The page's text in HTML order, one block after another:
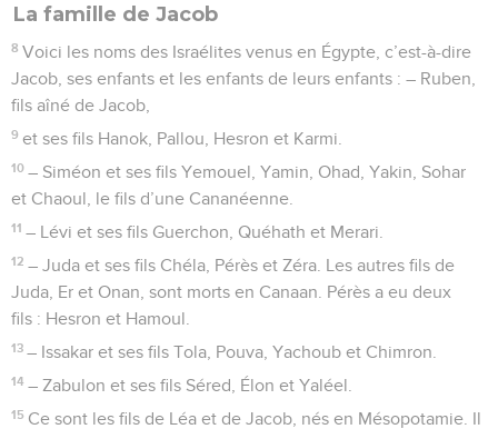
La famille de Jacob
8 Voici les noms des Israélites venus en Égypte, c’est-à-dire
Jacob, ses enfants et les enfants de leurs enfants : – Ruben,
fils aîné de Jacob,
9 et ses fils Hanok, Pallou, Hesron et Karmi.
10 – Siméon et ses fils Yemouel, Yamin, Ohad, Yakin, Sohar
et Chaoul, le fils d’une Cananéenne.
11 – Lévi et ses fils Guerchon, Quéhath et Merari.
12 – Juda et ses fils Chéla, Pérès et Zéra. Les autres fils de
Juda, Er et Onan, sont morts en Canaan. Pérès a eu deux
fils : Hesron et Hamoul.
13 – Issakar et ses fils Tola, Pouva, Yachoub et Chimron.
14 – Zabulon et ses fils Séred, Élon et Yaléel.
15 Ce sont les fils de Léa et de Jacob, nés en Mésopotamie. Il